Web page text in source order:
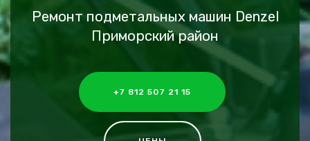
Ремонт подметальных машин Denzel
Приморский район
+7 812 507 21 15